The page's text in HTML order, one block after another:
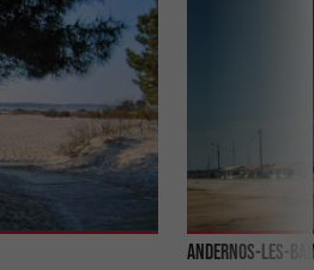
Andernos-les-